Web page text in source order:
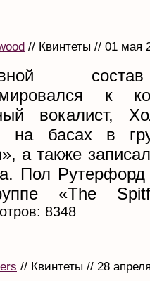
// Квинтеты // 01 мая
к
вокалист,
на басах в
а также
Пол
«The
8348
// Квинтеты // 28